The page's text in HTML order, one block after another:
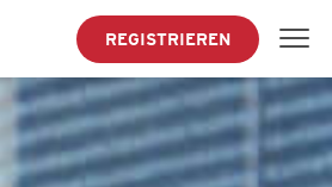
REGISTRIEREN